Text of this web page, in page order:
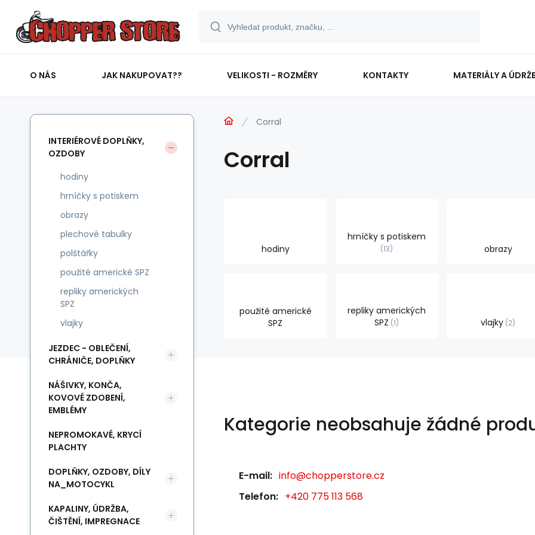
O NÁS JAK NAKUPOVAT?? VELIKOSTI - ROZMĚRY KONTAKTY MATERIÁLY A
Corral
Corral
hodiny
hrníčky s potiskem
13 obrazy
použité americké
SPZ
repliky amerických
SPZ 1 vlajky 2
Kategorie neobsahuje žádné
E-mail: info@chopperstore.cz
Telefon: +420 775 113 568
INTERIÉROVÉ DOPLŇKY,
OZDOBY
hodiny
hrníčky s potiskem
obrazy
plechové tabulky
polštářky
použité americké SPZ
repliky amerických
SPZ
vlajky
JEZDEC - OBLEČENÍ,
CHRÁNIČE, DOPLŇKY
NÁŠIVKY, KONČA,
KOVOVÉ ZDOBENÍ,
EMBLÉMY
NEPROMOKAVÉ, KRYCÍ
PLACHTY
DOPLŇKY, OZDOBY, DÍLY
NA_MOTOCYKL
KAPALINY, ÚDRŽBA,
ČIŠTĚNÍ, IMPREGNACE